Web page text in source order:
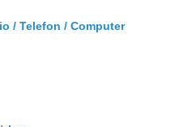
/ Telefon / Computer